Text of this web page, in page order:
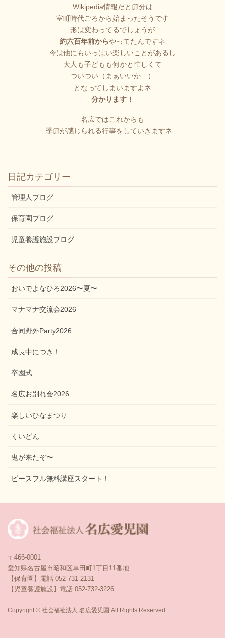
Wikipedia情報だと節分は
室町時代ごろから始まったそうです
形は変わってるでしょうが
約六百年前からやってたんですネ
今は他にもいっぱい楽しいことがあるし
大人も子どもも何かと忙しくて
ついつい（まぁいいか…）
となってしまいますよネ
分かります！
名広ではこれからも
季節が感じられる行事をしていきますネ
日記カテゴリー
管理人ブログ
保育園ブログ
児童養護施設ブログ
その他の投稿
おいでよなひろ2026〜夏〜
マナマナ交流会2026
合同野外Party2026
成長中につき！
卒園式
名広お別れ会2026
楽しいひなまつり
くいどん
鬼が来たぞ〜
ピースフル無料講座スタート！
〒466-0001
愛知県名古屋市昭和区車田町1丁目11番地
【保育園】電話 052-731-2131
【児童養護施設】電話 052-732-3226
Copyright © 社会福祉法人 名広愛児園 All Rights Reserved.